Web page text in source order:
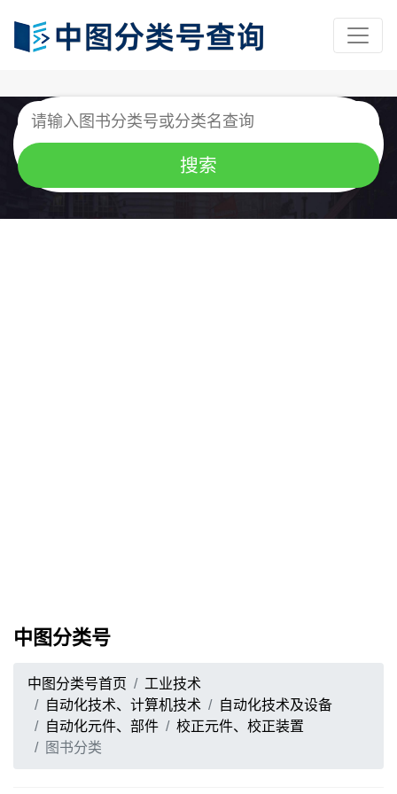
中图分类号
中图分类号首页
工业技术
自动化技术、计算机技术
自动化技术及设备
自动化元件、部件
校正元件、校正装置
图书分类